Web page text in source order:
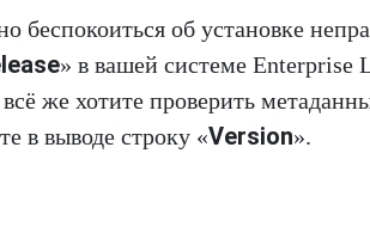
беспокоиться об установке
» в вашей системе Enterprise
же хотите проверить
в выводе строку «Version».